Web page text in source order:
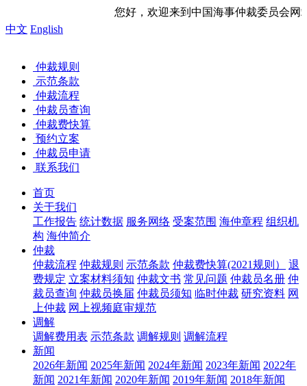
您好，欢迎来到中国海事仲裁委员会网站！ 今天是
中文 English
仲裁规则
示范条款
仲裁流程
仲裁员查询
仲裁费快算
预约立案
仲裁员申请
联系我们
首页
关于我们
工作报告 统计数据 服务网络 受案范围 海仲章程 组织机
构 海仲简介
仲裁
仲裁流程 仲裁规则 示范条款 仲裁费快算(2021规则）
退
费规定 立案材料须知 仲裁文书 常见问题 仲裁员名册 仲
裁员查询 仲裁员换届 仲裁员须知 临时仲裁 研究资料 网
上仲裁 网上视频庭审规范
调解
调解费用表 示范条款 调解规则 调解流程
新闻
2026年新闻 2025年新闻 2024年新闻 2023年新闻 2022年
新闻 2021年新闻 2020年新闻 2019年新闻 2018年新闻